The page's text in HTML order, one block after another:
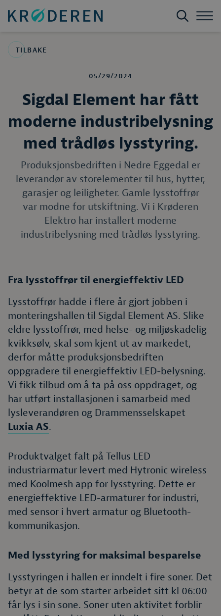
TILBAKE
05/29/2024
Sigdal Element har fått
moderne industribelysning
med trådløs lysstyring.
Produksjonsbedriften i Nedre Eggedal er
leverandør av storelementer til hus, hytter,
garasjer og leiligheter. Gamle lysstoffrør
var modne for utskiftning. Vi i Krøderen
Elektro har installert moderne
industribelysning med trådløs lysstyring.
Fra lysstoffrør til energieffektiv LED
Lysstoffrør hadde i flere år gjort jobben i
monteringshallen til Sigdal Element AS. Slike
eldre lysstoffrør, med helse- og miljøskadelig
kvikksølv, skal som kjent ut av markedet,
derfor måtte produksjonsbedriften
oppgradere til energieffektiv LED-belysning.
Vi fikk tilbud om å ta på oss oppdraget, og
har utført installasjonen i samarbeid med
lysleverandøren og Drammensselskapet
Luxia AS.
Produktvalget falt på Tellus LED
industriarmatur levert med Hytronic wireless
med Koolmesh app for lysstyring. Dette er
energieffektive LED-armaturer for industri,
med sensor i hvert armatur og Bluetooth-
kommunikasjon.
Med lysstyring for maksimal besparelse
Lysstyringen i hallen er inndelt i fire soner. Det
betyr at de som starter arbeidet sitt kl 06:00
får lys i sin sone. Soner uten aktivitet forblir